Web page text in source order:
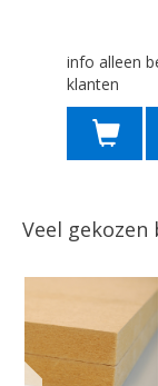
info alleen
klanten
Veel